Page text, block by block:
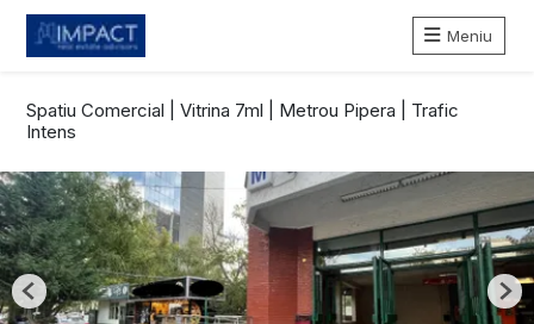
Meniu
Spatiu Comercial | Vitrina 7ml | Metrou Pipera | Trafic
Intens
Previous